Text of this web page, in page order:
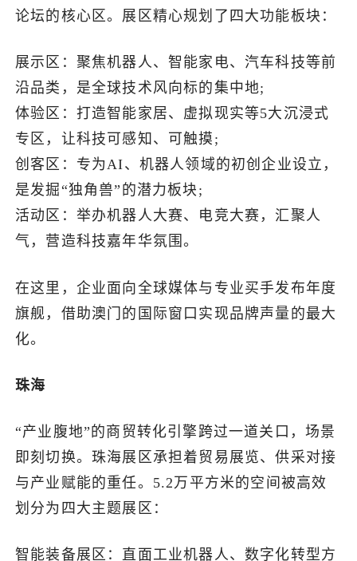
论坛的核心区。展区精心规划了四大功能板块：
展示区：聚焦机器人、智能家电、汽车科技等前
沿品类，是全球技术风向标的集中地;
体验区：打造智能家居、虚拟现实等5大沉浸式
专区，让科技可感知、可触摸;
创客区：专为AI、机器人领域的初创企业设立，
是发掘“独角兽”的潜力板块;
活动区：举办机器人大赛、电竞大赛，汇聚人
气，营造科技嘉年华氛围。
在这里，企业面向全球媒体与专业买手发布年度
旗舰，借助澳门的国际窗口实现品牌声量的最大
化。
珠海
“产业腹地”的商贸转化引擎跨过一道关口，场景
即刻切换。珠海展区承担着贸易展览、供采对接
与产业赋能的重任。5.2万平方米的空间被高效
划分为四大主题展区：
智能装备展区：直面工业机器人、数字化转型方